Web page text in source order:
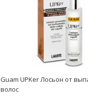
Guam UPKer Лосьон от
волос